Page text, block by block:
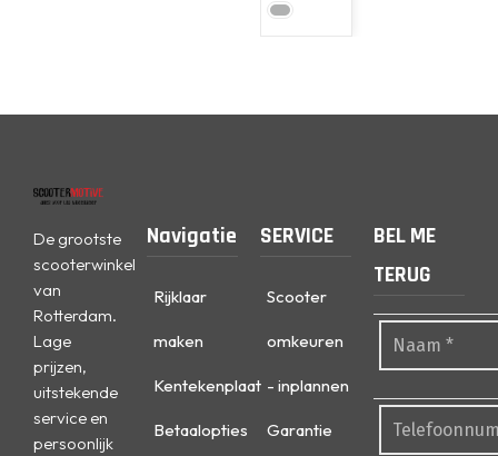
De grootste
scooterwinkel
van
Rotterdam.
Lage
prijzen,
uitstekende
service en
persoonlijk
Navigatie
Rijklaar
maken
Kentekenplaat
Betaalopties
SERVICE
Scooter
omkeuren
- inplannen
Garantie
BEL ME
TERUG